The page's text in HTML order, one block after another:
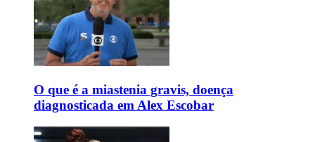
O que é a miastenia gravis, doença
diagnosticada em Alex Escobar